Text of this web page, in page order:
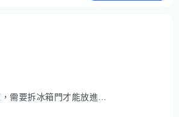
要拆冰箱門才能放進廚房定位